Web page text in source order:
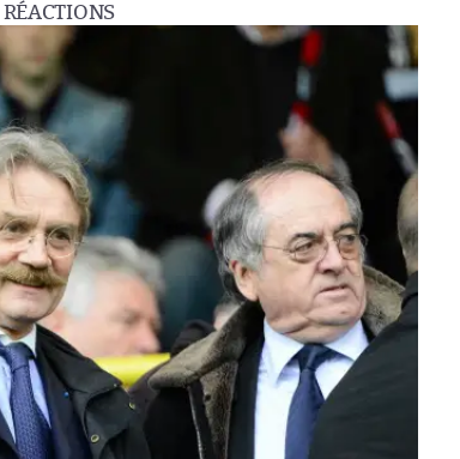
RÉACTIONS